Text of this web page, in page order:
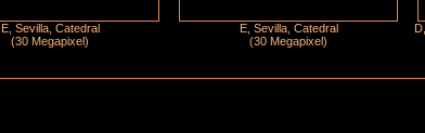
E, Sevilla, Catedral
(30 Megapixel)
E, Sevilla, Catedral
(30 Megapixel)